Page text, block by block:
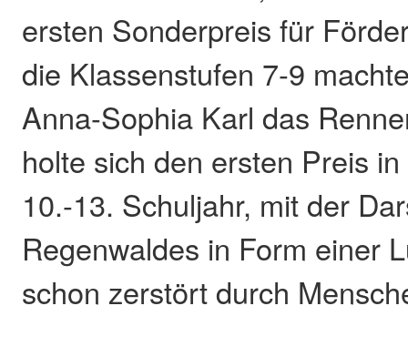
ersten Sonderpreis für
die Klassenstufen 7-9
Anna-Sophia Karl das
holte sich den ersten Preis
10.-13. Schuljahr, mit der
Regenwaldes in Form einer
schon zerstört durch